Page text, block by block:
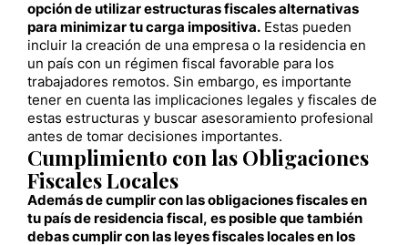
opción de utilizar estructuras fiscales alternativas
para minimizar tu carga impositiva. Estas pueden
incluir la creación de una empresa o la residencia en
un país con un régimen fiscal favorable para los
trabajadores remotos. Sin embargo, es importante
tener en cuenta las implicaciones legales y fiscales de
estas estructuras y buscar asesoramiento profesional
antes de tomar decisiones importantes.
Cumplimiento con las Obligaciones
Fiscales Locales
Además de cumplir con las obligaciones fiscales en
tu país de residencia fiscal, es posible que también
debas cumplir con las leyes fiscales locales en los